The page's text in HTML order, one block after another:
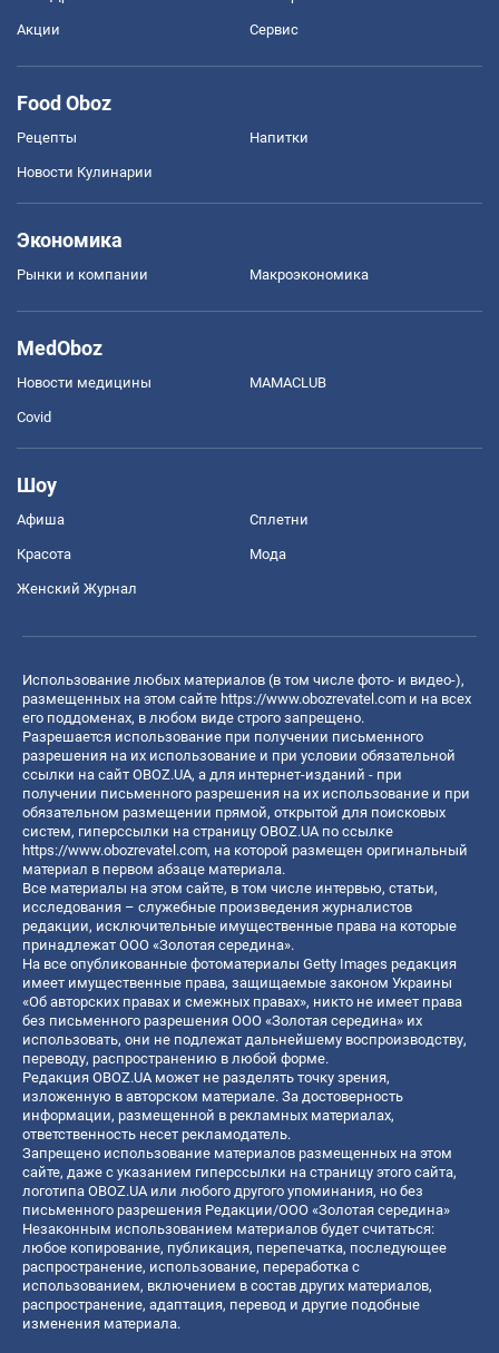
Акции Сервис
Food Oboz
Рецепты Напитки
Новости Кулинарии
Экономика
Рынки и компании Mакроэкономика
MedOboz
Новости медицины MAMACLUB
Covid
Шоу
Афиша Сплетни
Красота Мода
Женский Журнал
Использование любых материалов (в том числе фото- и видео-),
размещенных на этом сайте https://www.obozrevatel.com и на всех
его поддоменах, в любом виде строго запрещено.
Разрешается использование при получении письменного
разрешения на их использование и при условии обязательной
ссылки на сайт OBOZ.UA, а для интернет-изданий - при
получении письменного разрешения на их использование и при
обязательном размещении прямой, открытой для поисковых
систем, гиперссылки на страницу OBOZ.UA по ссылке
https://www.obozrevatel.com, на которой размещен оригинальный
материал в первом абзаце материала.
Все материалы на этом сайте, в том числе интервью, статьи,
исследования – служебные произведения журналистов
редакции, исключительные имущественные права на которые
принадлежат ООО «Золотая середина».
На все опубликованные фотоматериалы Getty Images редакция
имеет имущественные права, защищаемые законом Украины
«Об авторских правах и смежных правах», никто не имеет права
без письменного разрешения ООО «Золотая середина» их
использовать, они не подлежат дальнейшему воспроизводству,
переводу, распространению в любой форме.
Редакция OBOZ.UA может не разделять точку зрения,
изложенную в авторском материале. За достоверность
информации, размещенной в рекламных материалах,
ответственность несет рекламодатель.
Запрещено использование материалов размещенных на этом
сайте, даже с указанием гиперссылки на страницу этого сайта,
логотипа OBOZ.UA или любого другого упоминания, но без
письменного разрешения Редакции/ООО «Золотая середина»
Незаконным использованием материалов будет считаться:
любое копирование, публикация, перепечатка, последующее
распространение, использование, переработка с
использованием, включением в состав других материалов,
распространение, адаптация, перевод и другие подобные
изменения материала.